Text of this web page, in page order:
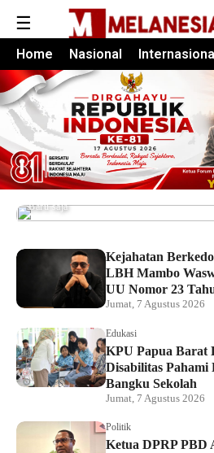
☰
Home Nasional
Pemkot Sorong Salurkan
Kelompok Tani, Dorong
Ketahanan Pangan
Baru saja
Kejahatan
LBH Mambo
UU Nomor 23
Jumat, 7 Agustus 2026
Edukasi
KPU Papua Barat
Disabilitas
Bangku Sekolah
Jumat, 7 Agustus 2026
Politik
Ketua DPRP PBD